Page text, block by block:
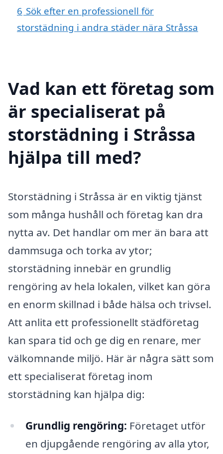
6 Sök efter en professionell för
storstädning i andra städer nära Stråssa
Vad kan ett företag som
är specialiserat på
storstädning i Stråssa
hjälpa till med?
Storstädning i Stråssa är en viktig tjänst
som många hushåll och företag kan dra
nytta av. Det handlar om mer än bara att
dammsuga och torka av ytor;
storstädning innebär en grundlig
rengöring av hela lokalen, vilket kan göra
en enorm skillnad i både hälsa och trivsel.
Att anlita ett professionellt städföretag
kan spara tid och ge dig en renare, mer
välkomnande miljö. Här är några sätt som
ett specialiserat företag inom
storstädning kan hjälpa dig:
Grundlig rengöring: Företaget utför
en djupgående rengöring av alla ytor,